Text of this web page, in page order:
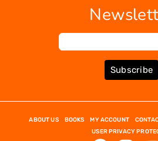
Subscribe
ABOUT US BOOKS MY ACCOUNT
USER PRIVACY